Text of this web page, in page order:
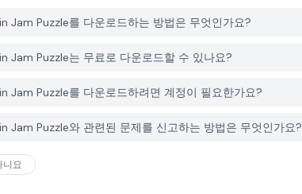
Jam Puzzle를 다운로드하는 방법은 무엇인가요?
Jam Puzzle는 무료로 다운로드할 수 있나요?
Jam Puzzle를 다운로드하려면 계정이 필요한가요?
Jam Puzzle와 관련된 문제를 신고하는 방법은 무엇인가요?
니요